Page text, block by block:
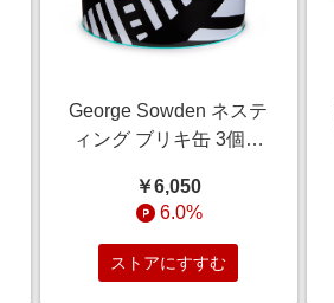
George Sowden ネステ
ィング ブリキ缶 3個セ
2022//ブリキ
￥6,050
6.0%
ストアにすすむ